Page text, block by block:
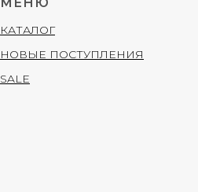
КАТАЛОГ
НОВЫЕ ПОСТУПЛЕНИЯ
SALE